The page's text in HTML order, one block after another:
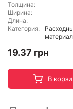
Толщина:
Ширина:
Длина:
Категория:
19.37 грн
В